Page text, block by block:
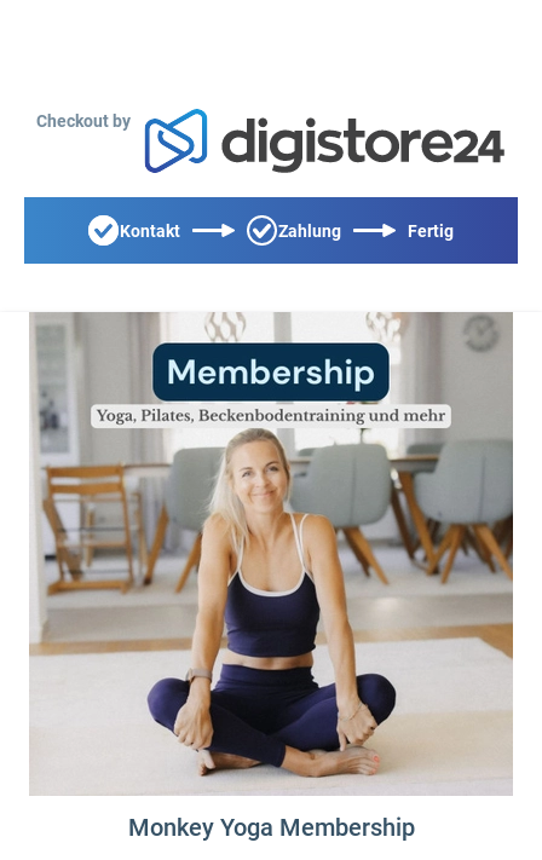
Checkout by
Kontakt Zahlung Fertig
Monkey Yoga Membership